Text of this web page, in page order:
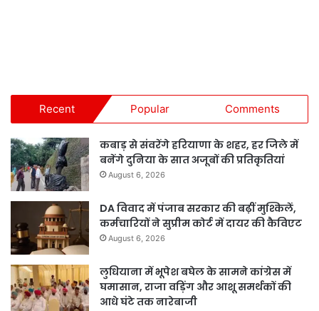
Recent Popular Comments
कबाड़ से संवरेंगे हरियाणा के शहर, हर जिले में
बनेंगे दुनिया के सात अजूबों की प्रतिकृतियां
August 6, 2026
DA विवाद में पंजाब सरकार की बढ़ीं मुश्किलें,
कर्मचारियों ने सुप्रीम कोर्ट में दायर की कैविएट
August 6, 2026
लुधियाना में भूपेश बघेल के सामने कांग्रेस में
घमासान, राजा वड़िंग और आशू समर्थकों की
आधे घंटे तक नारेबाजी